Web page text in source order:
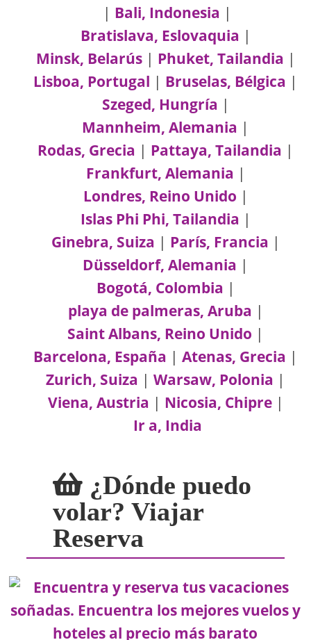
| Bali, Indonesia |
Bratislava, Eslovaquia |
Minsk, Belarús| Phuket, Tailandia |
Lisboa, Portugal | Bruselas, Bélgica |
Szeged, Hungría |
Mannheim, Alemania |
Rodas, Grecia | Pattaya, Tailandia |
Frankfurt, Alemania |
Londres, Reino Unido |
Islas Phi Phi, Tailandia |
Ginebra, Suiza | París, Francia |
Düsseldorf, Alemania |
Bogotá, Colombia |
playa de palmeras, Aruba |
Saint Albans, Reino Unido |
Barcelona, España |Atenas, Grecia |
Zurich, Suiza |Warsaw, Polonia |
Viena, Austria | Nicosia, Chipre|
Ir a, India
¿Dónde puedo
volar? Viajar
Reserva